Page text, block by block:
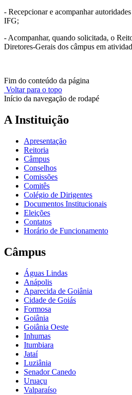
- Recepcionar e acompanhar
IFG;
- Acompanhar, quando solicitada, o
Diretores-Gerais dos câmpus em
Fim do conteúdo da página
Voltar para o topo
Início da navegação de rodapé
A Instituição
Apresentação
Reitoria
Câmpus
Conselhos
Comissões
Comitês
Colégio de Dirigentes
Documentos Institucionais
Eleições
Contatos
Horário de Funcionamento
Câmpus
Águas Lindas
Anápolis
Aparecida de Goiânia
Cidade de Goiás
Formosa
Goiânia
Goiânia Oeste
Inhumas
Itumbiara
Jataí
Luziânia
Senador Canedo
Uruaçu
Valparaíso